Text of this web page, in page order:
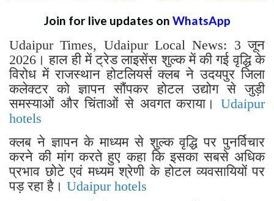
Join for live updates on WhatsApp
Udaipur Times, Udaipur Local News: 3 जून
2026। हाल ही में ट्रेड लाइसेंस शुल्क में की गई वृद्धि के
विरोध में राजस्थान होटलियर्स क्लब ने उदयपुर जिला
कलेक्टर को ज्ञापन सौंपकर होटल उद्योग से जुड़ी
समस्याओं और चिंताओं से अवगत कराया। Udaipur
hotels
क्लब ने ज्ञापन के माध्यम से शुल्क वृद्धि पर पुनर्विचार
करने की मांग करते हुए कहा कि इसका सबसे अधिक
प्रभाव छोटे एवं मध्यम श्रेणी के होटल व्यवसायियों पर
पड़ रहा है। Udaipur hotels